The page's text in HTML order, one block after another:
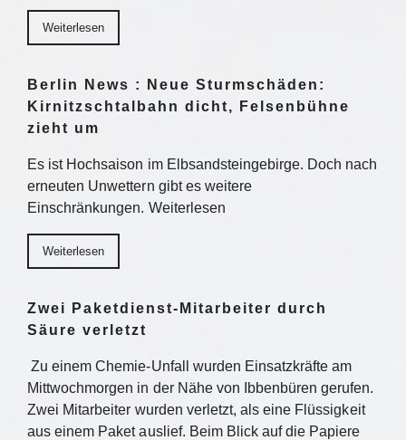
Weiterlesen
Berlin News : Neue Sturmschäden:
Kirnitzschtalbahn dicht, Felsenbühne
zieht um
Es ist Hochsaison im Elbsandsteingebirge. Doch nach
erneuten Unwettern gibt es weitere
Einschränkungen. Weiterlesen
Weiterlesen
Zwei Paketdienst-Mitarbeiter durch
Säure verletzt
Zu einem Chemie-Unfall wurden Einsatzkräfte am
Mittwochmorgen in der Nähe von Ibbenbüren gerufen.
Zwei Mitarbeiter wurden verletzt, als eine Flüssigkeit
aus einem Paket auslief. Beim Blick auf die Papiere